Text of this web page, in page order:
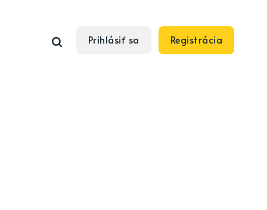
Prihlásiť sa Registrácia